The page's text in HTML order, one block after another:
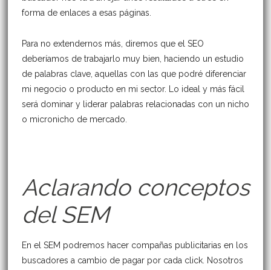
forma de enlaces a esas páginas.
Para no extendernos más, diremos que el SEO
deberíamos de trabajarlo muy bien, haciendo un estudio
de palabras clave, aquellas con las que podré diferenciar
mi negocio o producto en mi sector. Lo ideal y más fácil
será dominar y liderar palabras relacionadas con un nicho
o micronicho de mercado.
Aclarando conceptos
del SEM
En el SEM podremos hacer compañas publicitarias en los
buscadores a cambio de pagar por cada click. Nosotros